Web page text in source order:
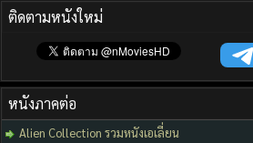
ติดตามหนังใหม่
หนังภาคต่อ
Alien Collection รวมหนังเอเลี่ยน